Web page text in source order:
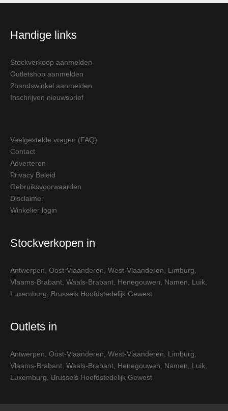
Handige links
Stockverkoop aanmelden
Outletshop aanmelden
2handswinkel aanmelden
Inschrijven nieuwsbrief
Veelgestelde vragen (FAQ)
Contact
Adverteren
Privacy Beleid
Gebruiksvoorwaarden
Disclaimer
Winkelier login
Stockverkopen in
Antwerpen Oost-Vlaanderen West-Vlaanderen Limburg
Vlaams-Brabant Waals-Brabant Henegouwen Namen Luik
Luxemburg
Brussels Hoofdstedelijk Gewest
Outlets in
Antwerpen Oost-Vlaanderen West-Vlaanderen Limburg
Vlaams-Brabant Waals-Brabant Henegouwen Namen Luik
Luxemburg
Brussels Hoofdstedelijk Gewest